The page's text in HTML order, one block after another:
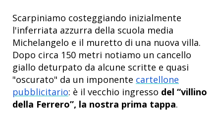
Scarpiniamo costeggiando inizialmente
l'inferriata azzurra della scuola media
Michelangelo e il muretto di una nuova villa.
Dopo circa 150 metri notiamo un cancello
giallo deturpato da alcune scritte e quasi
"oscurato" da un imponente cartellone
pubblicitario: è il vecchio ingresso del “villino
della Ferrero”, la nostra prima tappa.